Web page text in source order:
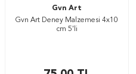
Gvn Art
Gvn Art Deney Malzemesi 4x10
cm 5'li